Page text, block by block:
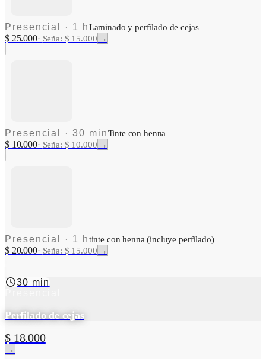
Presencial · 1 hLaminado y perfilado de cejas
$ 25.000· Seña: $ 15.000 →
Presencial · 30 minTinte con henna
$ 10.000· Seña: $ 10.000 →
Presencial · 1 htinte con henna (incluye perfilado)
$ 20.000· Seña: $ 15.000 →
30 min
Perfilado de cejas
$ 18.000
→